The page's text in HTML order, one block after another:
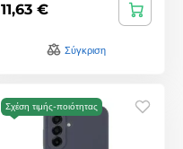
11,63 €
Σύγκριση
Σχέση τιμής-ποιότητας